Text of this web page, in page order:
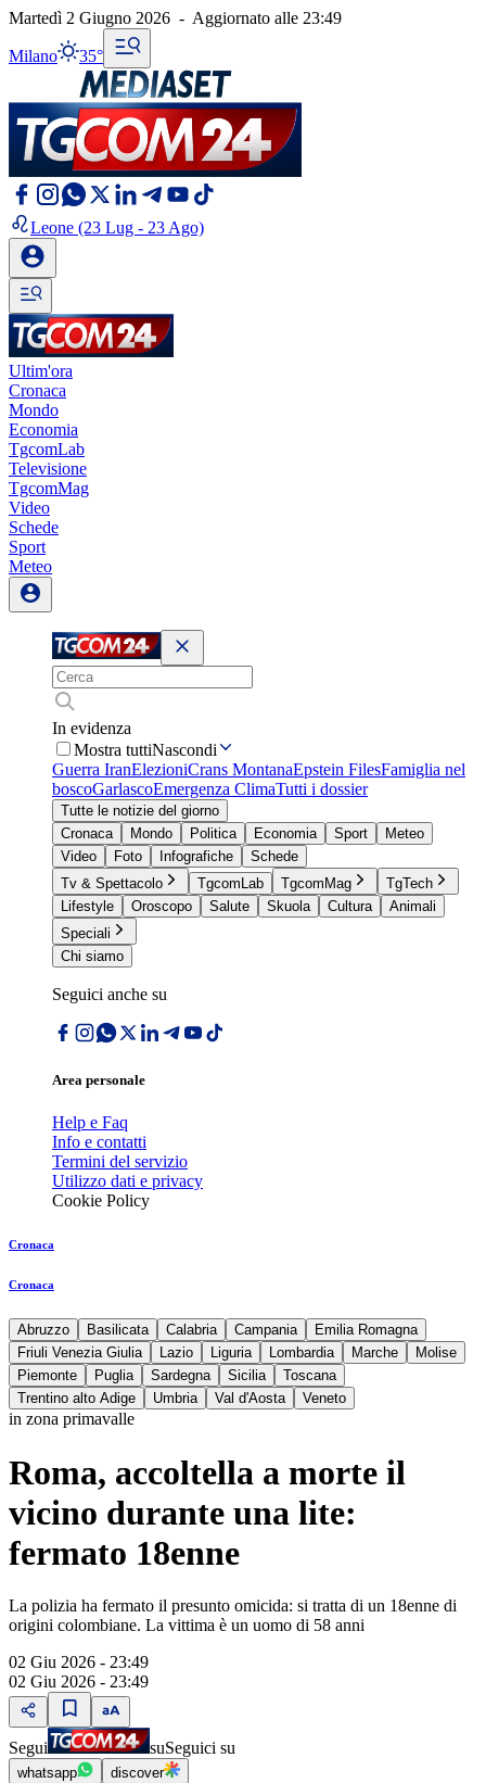
Martedì 2 Giugno 2026 - Aggiornato alle 23:49
Milano 35°
Leone (23 Lug - 23 Ago)
Ultim'ora
Cronaca
Mondo
Economia
TgcomLab
Televisione
TgcomMag
Video
Schede
Sport
Meteo
In evidenza
Mostra tuttiNascondi
Guerra IranElezioniCrans MontanaEpstein FilesFamiglia nel
boscoGarlascoEmergenza ClimaTutti i dossier
Tutte le notizie del giorno
Cronaca
Mondo Politica Economia Sport
Meteo
Video
Foto Infografiche
Schede
Tv & Spettacolo
TgcomLab TgcomMag
TgTech
Lifestyle
Oroscopo Salute Skuola Cultura
Animali
Speciali
Chi siamo
Seguici anche su
Area personale
Help e Faq
Info e contatti
Termini del servizio
Utilizzo dati e privacy
Cookie Policy
Cronaca
Cronaca
Abruzzo Basilicata Calabria Campania
Emilia Romagna
Friuli Venezia Giulia
Lazio Liguria Lombardia Marche
Molise
Piemonte
Puglia Sardegna Sicilia
Toscana
Trentino alto Adige
Umbria Val d'Aosta Veneto
in zona primavalle
Roma, accoltella a morte il
vicino durante una lite:
fermato 18enne
La polizia ha fermato il presunto omicida: si tratta di un 18enne di
origini colombiane. La vittima è un uomo di 58 anni
02 Giu 2026 - 23:49
02 Giu 2026 - 23:49
Segui suSeguici su
whatsapp discover